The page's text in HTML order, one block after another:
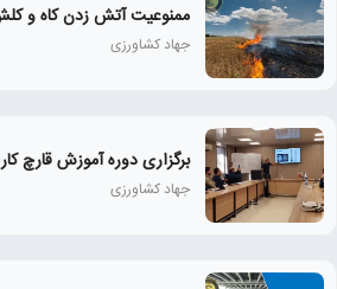
ممنوعیت آتش زدن کاه و
جهاد کشاورزی
برگزاری دوره آموزش قارچ
جهاد کشاورزی